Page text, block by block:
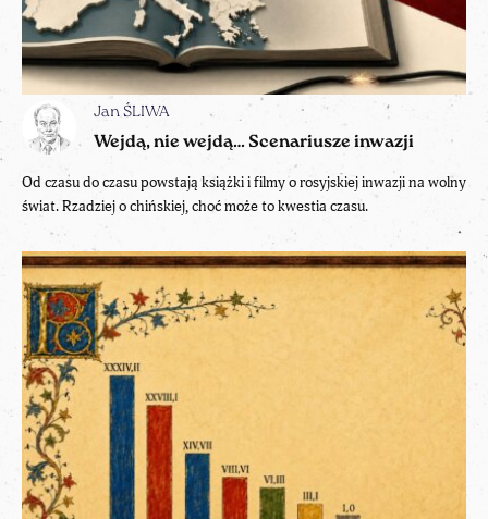
Jan ŚLIWA
Wejdą, nie wejdą… Scenariusze inwazji
Od czasu do czasu powstają książki i filmy o rosyjskiej inwazji na wolny
świat. Rzadziej o chińskiej, choć może to kwestia czasu.